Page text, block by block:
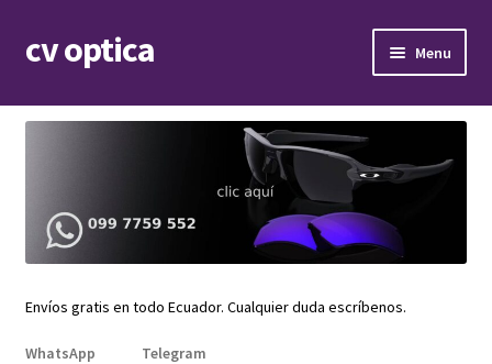
Skip
to
Skip
to
cv optica Menu
Armazones de lentes
child
menu
Expand
Repuestos
menu
Envíos gratis en todo Ecuador. Cualquier duda escríbenos.
WhatsApp Telegram